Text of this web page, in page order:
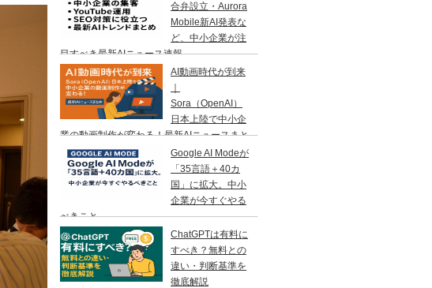
合弁設立・Aurora
Mobile新AI発表な
ど、中小企業が注
目すべき最新AIニュース速報
AI動画時代が到来
Sora（OpenAI）
日本上陸で中小企
業の動画制作が変わる！最新AIニュースまと
め
Google AI Modeが
「35言語＋40カ
国」に拡大。中小
企業が今すぐやる
べきこと
ChatGPTは有料に
すべき？無料との
違い・判断基準を
徹底解説